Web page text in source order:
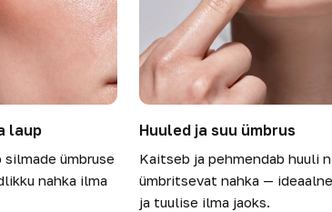
laup
ümbruse
nahka ilma
Huuled ja suu ümbrus
Kaitseb ja pehmendab huuli
ümbritsevat nahka —
ja tuulise ilma jaoks.